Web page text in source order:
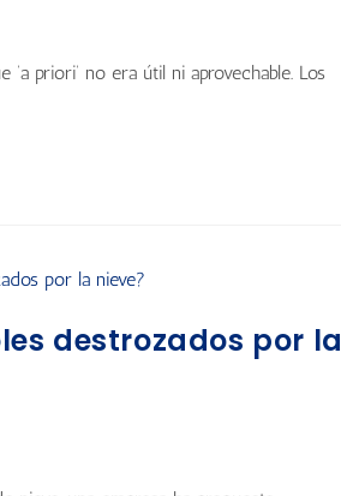
priori’ no era útil ni aprovechable. Los
destrozados por la